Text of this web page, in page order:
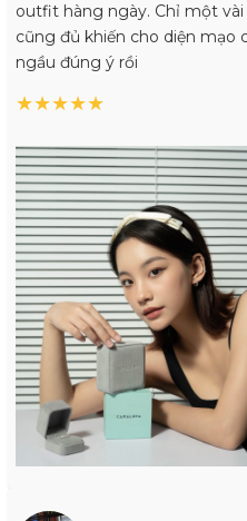
outfit hàng ngày. Chỉ một
cũng đủ khiến cho diện mạo
ngầu đúng ý rồi
★★★★★